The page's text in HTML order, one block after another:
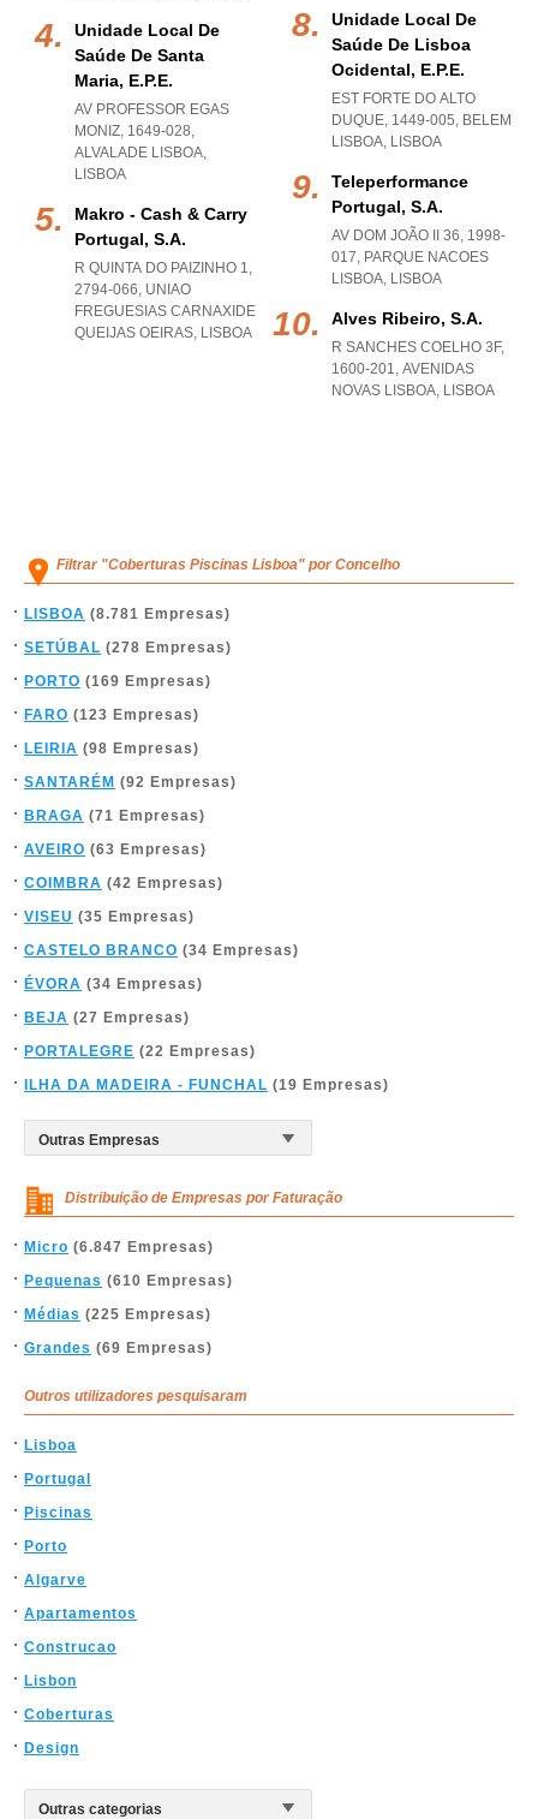
Unidade Local De
Saúde De Santa
Maria, E.p.e.
AV PROFESSOR EGAS
MONIZ, 1649-028,
ALVALADE LISBOA,
LISBOA
Makro - Cash & Carry
Portugal, S.a.
R QUINTA DO PAIZINHO 1,
2794-066, UNIAO
FREGUESIAS CARNAXIDE
QUEIJAS OEIRAS, LISBOA
Unidade Local De
Saúde De Lisboa
Ocidental, E.p.e.
EST FORTE DO ALTO
DUQUE, 1449-005, BELEM
LISBOA, LISBOA
Teleperformance
Portugal, S.a.
AV DOM JOÃO II 36, 1998-
017, PARQUE NACOES
LISBOA, LISBOA
Alves Ribeiro, S.a.
R SANCHES COELHO 3F,
1600-201, AVENIDAS
NOVAS LISBOA, LISBOA
Filtrar "Coberturas Piscinas Lisboa" por Concelho
LISBOA (8.781 Empresas)
SETÚBAL (278 Empresas)
PORTO (169 Empresas)
FARO (123 Empresas)
LEIRIA (98 Empresas)
SANTARÉM (92 Empresas)
BRAGA (71 Empresas)
AVEIRO (63 Empresas)
COIMBRA (42 Empresas)
VISEU (35 Empresas)
CASTELO BRANCO (34 Empresas)
ÉVORA (34 Empresas)
BEJA (27 Empresas)
PORTALEGRE (22 Empresas)
ILHA DA MADEIRA - FUNCHAL (19 Empresas)
Distribuição de Empresas por Faturação
Micro (6.847 Empresas)
Pequenas (610 Empresas)
Médias (225 Empresas)
Grandes (69 Empresas)
Outros utilizadores pesquisaram
Lisboa
Portugal
Piscinas
Porto
Algarve
Apartamentos
Construcao
Lisbon
Coberturas
Design